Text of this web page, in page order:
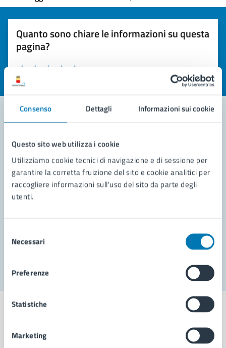
Consenso Dettagli Informazioni sui cookie
Questo sito web utilizza i cookie
Utilizziamo cookie tecnici di navigazione e di sessione per
garantire la corretta fruizione del sito e cookie analitici per
raccogliere informazioni sull'uso del sito da parte degli
utenti.
delNecessari
Preferenze
Statistiche
Marketing
Quanto sono chiare le informazioni su questa
pagina?
Valuta la chiarezza delle informazioni (da 1 a 5 stelle)
Seleziona il numero di stelle per valutare la chiarezza delle
Valuta 1 stelle su 5
Contatta il comune
Leggi le domande frequenti
Richiedi assistenza
Segnala disservizio